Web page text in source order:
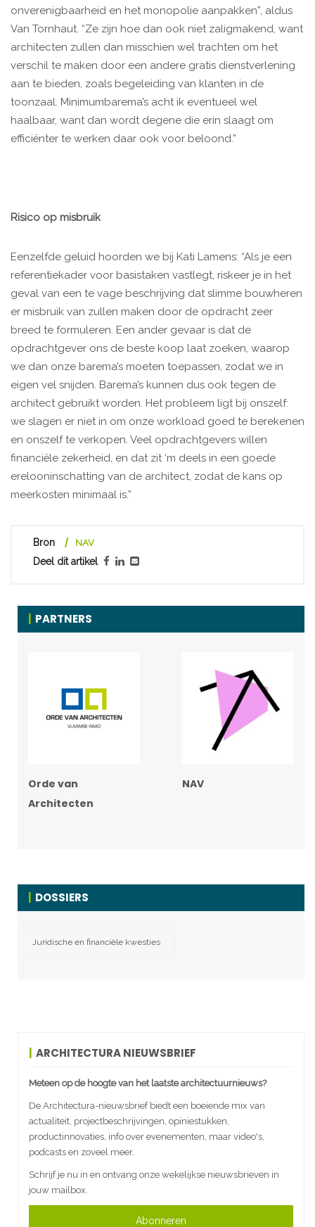
onverenigbaarheid en het monopolie aanpakken”, aldus
Van Tornhaut. “Ze zijn hoe dan ook niet zaligmakend, want
architecten zullen dan misschien wel trachten om het
verschil te maken door een andere gratis dienstverlening
aan te bieden, zoals begeleiding van klanten in de
toonzaal. Minimumbarema’s acht ik eventueel wel
haalbaar, want dan wordt degene die erin slaagt om
efficiënter te werken daar ook voor beloond.”
Risico op misbruik
Eenzelfde geluid hoorden we bij Kati Lamens: “Als je een
referentiekader voor basistaken vastlegt, riskeer je in het
geval van een te vage beschrijving dat slimme bouwheren
er misbruik van zullen maken door de opdracht zeer
breed te formuleren. Een ander gevaar is dat de
opdrachtgever ons de beste koop laat zoeken, waarop
we dan onze barema’s moeten toepassen, zodat we in
eigen vel snijden. Barema’s kunnen dus ook tegen de
architect gebruikt worden. Het probleem ligt bij onszelf:
we slagen er niet in om onze workload goed te berekenen
en onszelf te verkopen. Veel opdrachtgevers willen
financiële zekerheid, en dat zit ‘m deels in een goede
erelooninschatting van de architect, zodat de kans op
meerkosten minimaal is.”
Bron NAV
Deel dit artikel
PARTNERS
Orde van
Architecten
NAV
DOSSIERS
Juridische en financiële kwesties
ARCHITECTURA NIEUWSBRIEF
Meteen op de hoogte van het laatste architectuurnieuws?
De Architectura-nieuwsbrief biedt een boeiende mix van
actualiteit, projectbeschrijvingen, opiniestukken,
productinnovaties, info over evenementen, maar video's,
podcasts en zoveel meer.
Schrijf je nu in en ontvang onze wekelijkse nieuwsbrieven in
jouw mailbox.
Abonneren